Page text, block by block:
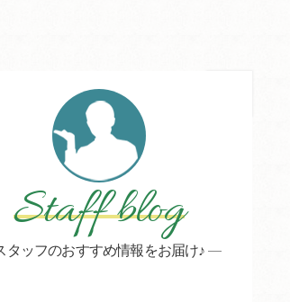
Staff blog
タッフのおすすめ情報をお届け♪